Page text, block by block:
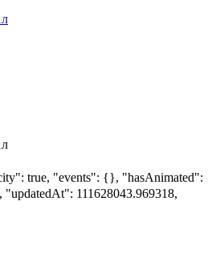
true, "events": {}, "hasAnimated":
111628043.969318,